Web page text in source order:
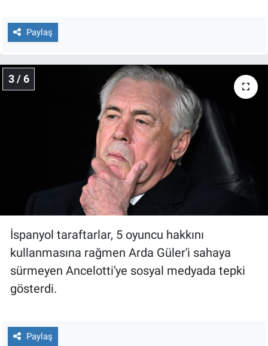
Paylaş
3 / 6
İspanyol taraftarlar, 5 oyuncu hakkını
kullanmasına rağmen Arda Güler'i sahaya
sürmeyen Ancelotti'ye sosyal medyada tepki
gösterdi.
Paylaş